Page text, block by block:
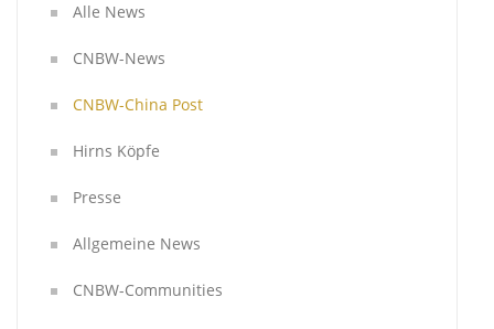
Alle News
CNBW-News
CNBW-China Post
Hirns Köpfe
Presse
Allgemeine News
CNBW-Communities